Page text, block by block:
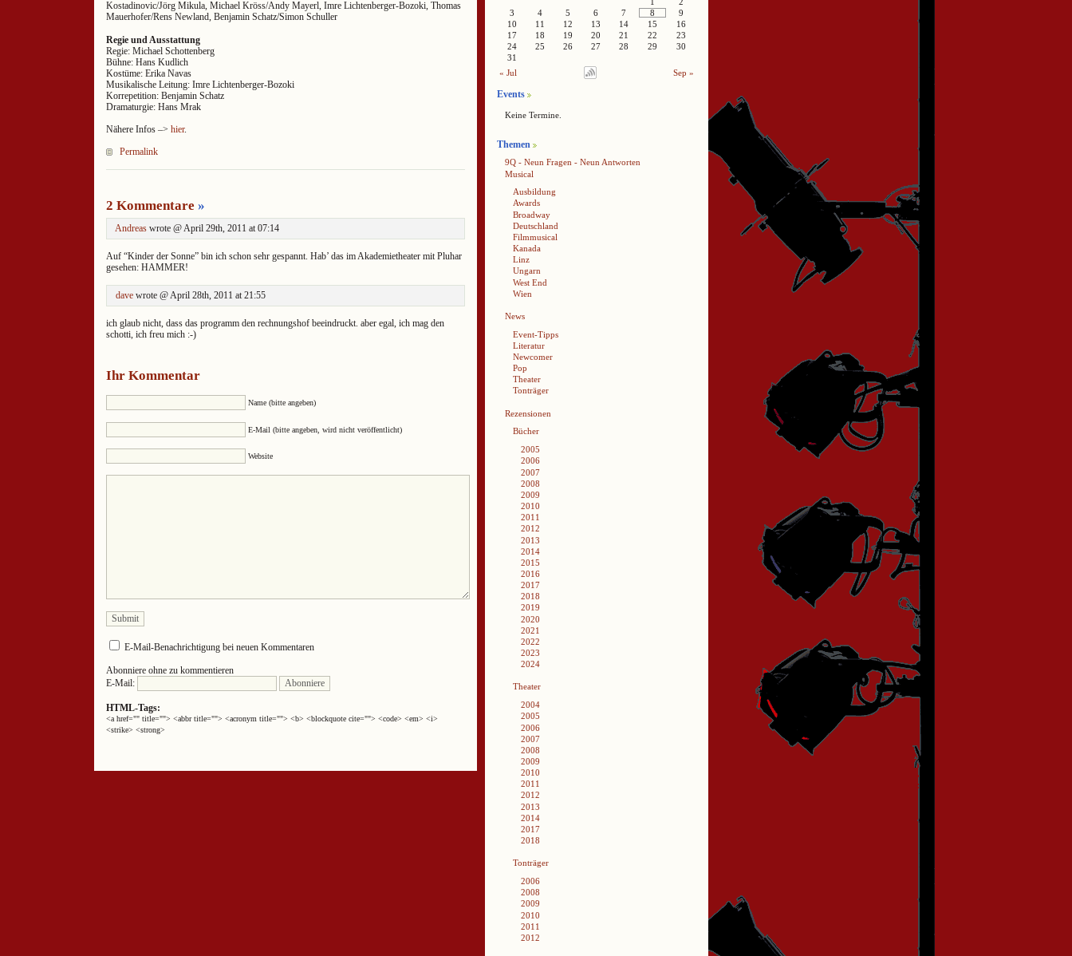
Kostadinovic/Jörg Mikula, Michael Kröss/Andy Mayerl, Imre Lichtenberger-Bozoki, Thomas
Mauerhofer/Rens Newland, Benjamin Schatz/Simon Schuller
Regie und Ausstattung
Regie: Michael Schottenberg
Bühne: Hans Kudlich
Kostüme: Erika Navas
Musikalische Leitung: Imre Lichtenberger-Bozoki
Korrepetition: Benjamin Schatz
Dramaturgie: Hans Mrak
Nähere Infos –> hier.
Permalink
2 Kommentare »
Andreas wrote @ April 29th, 2011 at 07:14
Auf “Kinder der Sonne” bin ich schon sehr gespannt. Hab’ das im Akademietheater mit Pluhar
gesehen: HAMMER!
dave wrote @ April 28th, 2011 at 21:55
ich glaub nicht, dass das programm den rechnungshof beeindruckt. aber egal, ich mag den
schotti, ich freu mich :-)
Ihr Kommentar
Name (bitte angeben)
E-Mail (bitte angeben, wird nicht veröffentlicht)
Website
E-Mail-Benachrichtigung bei neuen Kommentaren
Abonniere ohne zu kommentieren
E-Mail:
HTML-Tags:
<a href="" title=""> <abbr title=""> <acronym title=""> <b> <blockquote cite=""> <code> <em> <i>
<strike> <strong>
3
4 5 6 7 8
9
10
11 12 13 14 15
16
17
18 19 20 21 22
23
24
25 26 27 28 29
30
31
« Jul
Sep »
Events
Keine Termine.
Themen
9Q - Neun Fragen - Neun Antworten
Musical
Ausbildung
Awards
Broadway
Deutschland
Filmmusical
Kanada
Linz
Ungarn
West End
Wien
News
Event-Tipps
Literatur
Newcomer
Pop
Theater
Tonträger
Rezensionen
Bücher
2005
2006
2007
2008
2009
2010
2011
2012
2013
2014
2015
2016
2017
2018
2019
2020
2021
2022
2023
2024
Theater
2004
2005
2006
2007
2008
2009
2010
2011
2012
2013
2014
2017
2018
Tonträger
2006
2008
2009
2010
2011
2012